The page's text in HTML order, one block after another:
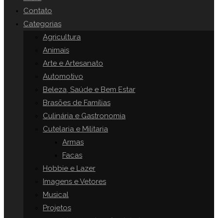
Contato
Categorias
Agricultura
Animais
Arte e Artesanato
Automotivo
Beleza, Saúde e Bem Estar
Brasões de Famílias
Culinária e Gastronomia
Cutelaria e Militaria
Armas
Facas
Hobbie e Lazer
Imagens e Vetores
Musical
Projetos